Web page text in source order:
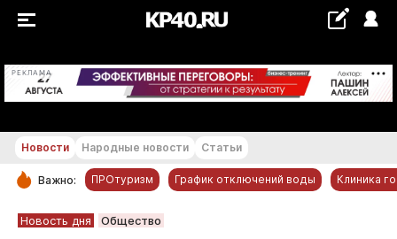
РЕКЛАМА +22...+23 °С
РУБРИКИ
Новости Народные новости Статьи
Важно: ПРОтуризм График отключений воды Клиника
Новость дня Общество